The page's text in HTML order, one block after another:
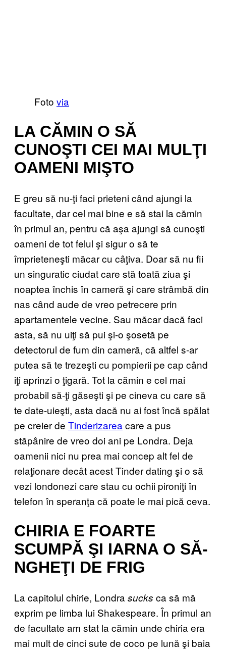
Foto via
LA CĂMIN O SĂ
CUNOŞTI CEI MAI MULŢI
OAMENI MIŞTO
E greu să nu-ţi faci prieteni când ajungi la
facultate, dar cel mai bine e să stai la cămin
în primul an, pentru că aşa ajungi să cunoşti
oameni de tot felul şi sigur o să te
împrieteneşti măcar cu câţiva. Doar să nu fii
un singuratic ciudat care stă toată ziua şi
noaptea închis în cameră şi care strâmbă din
nas când aude de vreo petrecere prin
apartamentele vecine. Sau măcar dacă faci
asta, să nu uiţi să pui şi-o şosetă pe
detectorul de fum din cameră, că altfel s-ar
putea să te trezeşti cu pompierii pe cap când
iţi aprinzi o ţigară. Tot la cămin e cel mai
probabil să-ţi găseşti şi pe cineva cu care să
te date-uieşti, asta dacă nu ai fost încă spălat
pe creier de Tinderizarea care a pus
stăpânire de vreo doi ani pe Londra. Deja
oamenii nici nu prea mai concep alt fel de
relaţionare decât acest Tinder dating şi o să
vezi londonezi care stau cu ochii pironiţi în
telefon în speranţa că poate le mai pică ceva.
CHIRIA E FOARTE
SCUMPĂ ŞI IARNA O SĂ-
NGHEŢI DE FRIG
La capitolul chirie, Londra sucks ca să mă
exprim pe limba lui Shakespeare. În primul an
de facultate am stat la cămin unde chiria era
mai mult de cinci sute de coco pe lună şi baia